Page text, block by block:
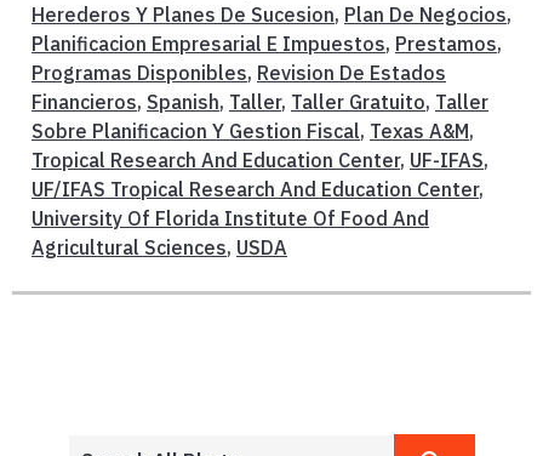
Herederos Y Planes De Sucesion, Plan De Negocios,
Planificacion Empresarial E Impuestos, Prestamos,
Programas Disponibles, Revision De Estados
Financieros, Spanish, Taller, Taller Gratuito, Taller
Sobre Planificacion Y Gestion Fiscal, Texas A&M,
Tropical Research And Education Center, UF-IFAS,
UF/IFAS Tropical Research And Education Center,
University Of Florida Institute Of Food And
Agricultural Sciences, USDA